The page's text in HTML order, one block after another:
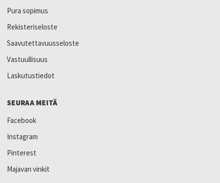
Pura sopimus
Rekisteriseloste
Saavutettavuusseloste
Vastuullisuus
Laskutustiedot
SEURAA MEITÄ
Facebook
Instagram
Pinterest
Majavan vinkit